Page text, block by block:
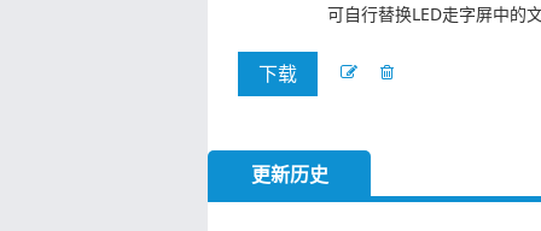
可自行替换LED走字屏‌中的
下载
更新历史